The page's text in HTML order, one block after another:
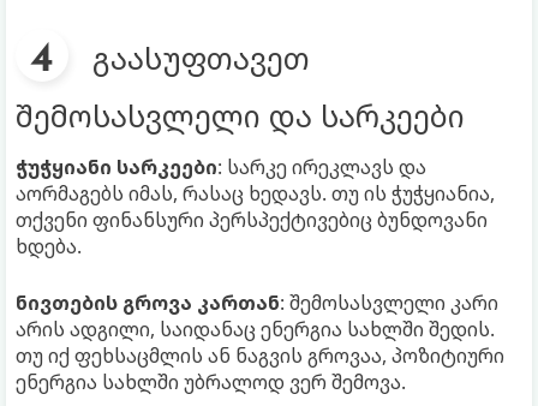
გაასუფთავეთ
შემოსასვლელი და სარკეები
ჭუჭყიანი სარკეები: სარკე ირეკლავს და
აორმაგებს იმას, რასაც ხედავს. თუ ის ჭუჭყიანია,
თქვენი ფინანსური პერსპექტივებიც ბუნდოვანი
ხდება.
ნივთების გროვა კართან: შემოსასვლელი კარი
არის ადგილი, საიდანაც ენერგია სახლში შედის.
თუ იქ ფეხსაცმლის ან ნაგვის გროვაა, პოზიტიური
ენერგია სახლში უბრალოდ ვერ შემოვა.